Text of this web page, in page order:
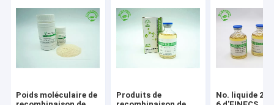
Poids moléculaire de
Produits de
No. liquide